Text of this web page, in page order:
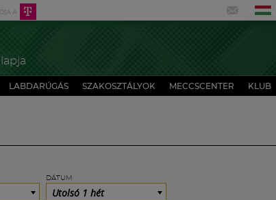
LABDARÚGÁS SZAKOSZTÁLYOK MECCSCENTER KLUB
DÁTUM
Utolsó 1 hét